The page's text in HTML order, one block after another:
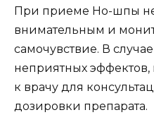
При приеме Но-шпы
внимательным и
самочувствие. В
неприятных эффектов,
к врачу для
дозировки препарата.